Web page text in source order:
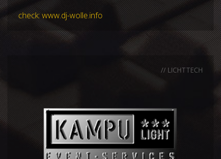
check: www.dj-wolle.info
// LICHTTECH